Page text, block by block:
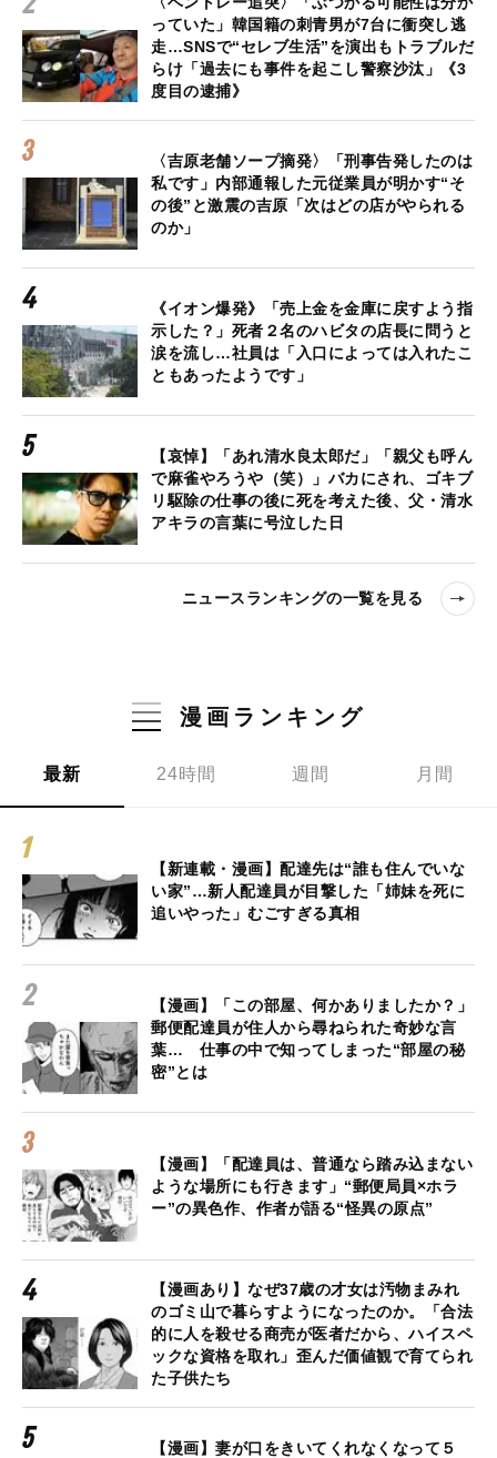
っていた」韓国籍の刺青男が7台に衝突し逃
走…SNSで“セレブ生活”を演出もトラブルだ
らけ「過去にも事件を起こし警察沙汰」《3
度目の逮捕》
〈吉原老舗ソープ摘発〉「刑事告発したのは
私です」内部通報した元従業員が明かす“そ
の後”と激震の吉原「次はどの店がやられる
のか」
《イオン爆発》「売上金を金庫に戻すよう指
示した？」死者２名のハビタの店長に問うと
涙を流し…社員は「入口によっては入れたこ
ともあったようです」
【哀悼】「あれ清水良太郎だ」「親父も呼ん
で麻雀やろうや（笑）」バカにされ、ゴキブ
リ駆除の仕事の後に死を考えた後、父・清水
アキラの言葉に号泣した日
ニュースランキングの一覧を見る
漫画ランキング
最新 24時間 週間 月間
【新連載・漫画】配達先は“誰も住んでいな
い家”…新人配達員が目撃した「姉妹を死に
追いやった」むごすぎる真相
【漫画】「この部屋、何かありましたか？」
郵便配達員が住人から尋ねられた奇妙な言
葉… 仕事の中で知ってしまった“部屋の秘
密”とは
【漫画】「配達員は、普通なら踏み込まない
ような場所にも行きます」“郵便局員×ホラ
ー”の異色作、作者が語る“怪異の原点”
【漫画あり】なぜ37歳の才女は汚物まみれ
のゴミ山で暮らすようになったのか。「合法
的に人を殺せる商売が医者だから、ハイスペ
ックな資格を取れ」歪んだ価値観で育てられ
た子供たち
【漫画】妻が口をきいてくれなくなって５